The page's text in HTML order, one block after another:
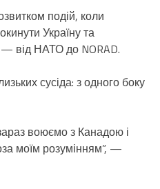
подій, коли
Україну та
— від НАТО до NORAD.
сусіда: з одного боку
воюємо з Канадою і
моїм розумінням”, —